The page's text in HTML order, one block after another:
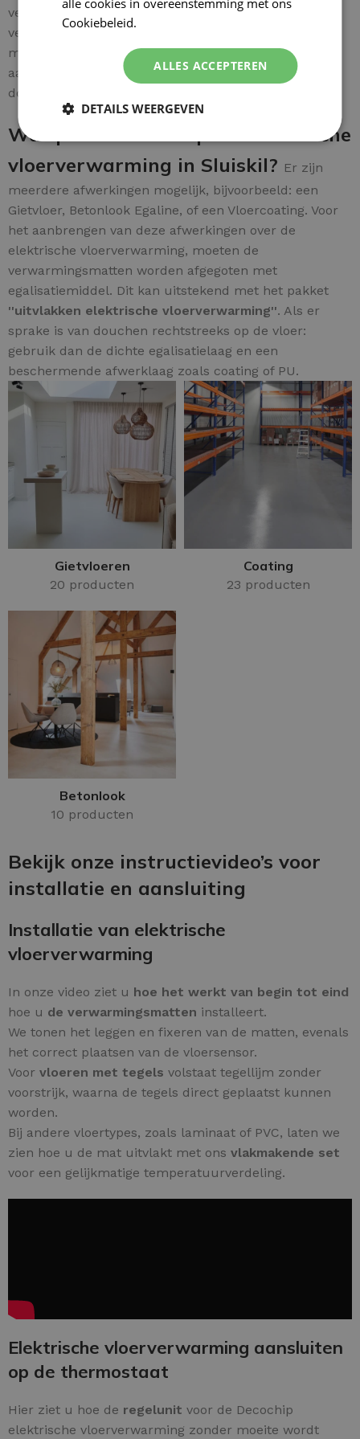
verbonden met de huisinstallatie-aardevoor een
veilige installatie. Een
meegeleverd voor extra gebruiksgemak.Let op:
aansluiten van elektrische installaties dient officieel
door een
Wat past er bovenop uw elektrische
vloerverwarming in Sluiskil? Er zijn
meerdere afwerkingen mogelijk, bijvoorbeeld: een
Gietvloer, Betonlook Egaline, of een Vloercoating. Voor
het aanbrengen van deze afwerkingen over de
elektrische vloerverwarming, moeten de
verwarmingsmatten worden afgegoten met
egalisatiemiddel. Dit kan uitstekend met het pakket
''uitvlakken elektrische vloerverwarming''. Als er
sprake is van douchen rechtstreeks op de vloer:
gebruik dan de dichte egalisatielaag en een
beschermende afwerklaag zoals coating of PU.
Gietvloeren
20 producten
Coating
23 producten
Betonlook
10 producten
Bekijk onze instructievideo’s voor
installatie en aansluiting
Installatie van elektrische
vloerverwarming
In onze video ziet u hoe het werkt van begin tot eind
hoe u de verwarmingsmatten installeert.
We tonen het leggen en fixeren van de matten, evenals
het correct plaatsen van de vloersensor.
Voor vloeren met tegels volstaat tegellijm zonder
voorstrijk, waarna de tegels direct geplaatst kunnen
worden.
Bij andere vloertypes, zoals laminaat of PVC, laten we
zien hoe u de mat uitvlakt met ons vlakmakende set
voor een gelijkmatige temperatuurverdeling.
Elektrische vloerverwarming aansluiten
op de thermostaat
Hier ziet u hoe de regelunit voor de Decochip
elektrische vloerverwarming zonder moeite wordt
alle cookies in overeenstemming met ons
Cookiebeleid.
ALLES ACCEPTEREN
DETAILS WEERGEVEN